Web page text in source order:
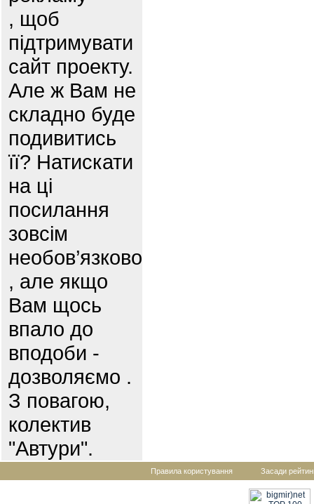
, щоб
підтримувати
сайт проекту.
Але ж Вам не
складно буде
подивитись
її? Натискати
на ці
посилання
зовсім
необов’язково
, але якщо
Вам щось
впало до
вподоби -
дозволяємо .
З повагою,
колектив
"Автури".
Правила користування Засади